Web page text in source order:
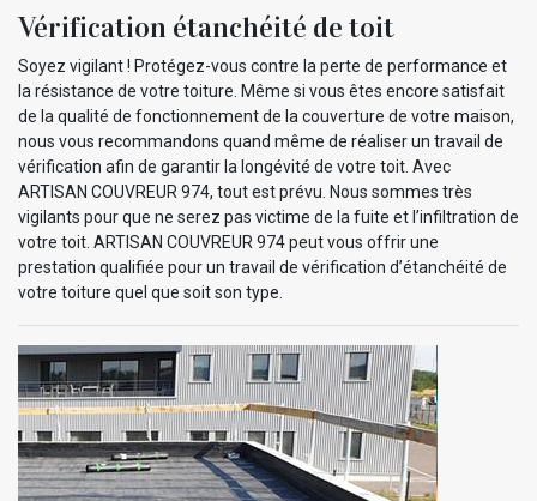
Vérification étanchéité de toit
Soyez vigilant ! Protégez-vous contre la perte de performance et
la résistance de votre toiture. Même si vous êtes encore satisfait
de la qualité de fonctionnement de la couverture de votre maison,
nous vous recommandons quand même de réaliser un travail de
vérification afin de garantir la longévité de votre toit. Avec
ARTISAN COUVREUR 974, tout est prévu. Nous sommes très
vigilants pour que ne serez pas victime de la fuite et l’infiltration de
votre toit. ARTISAN COUVREUR 974 peut vous offrir une
prestation qualifiée pour un travail de vérification d’étanchéité de
votre toiture quel que soit son type.